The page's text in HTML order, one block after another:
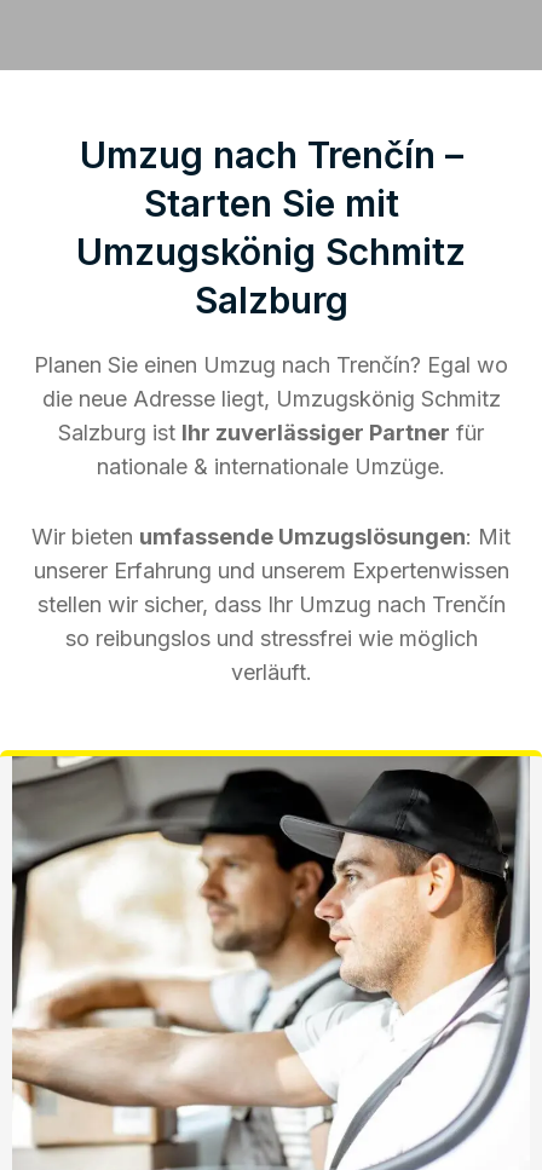
Umzug nach Trenčín –
Starten Sie mit
Umzugskönig Schmitz
Salzburg
Planen Sie einen Umzug nach Trenčín? Egal wo
die neue Adresse liegt, Umzugskönig Schmitz
Salzburg ist Ihr zuverlässiger Partner für
nationale & internationale Umzüge.
Wir bieten umfassende Umzugslösungen: Mit
unserer Erfahrung und unserem Expertenwissen
stellen wir sicher, dass Ihr Umzug nach Trenčín
so reibungslos und stressfrei wie möglich
verläuft.